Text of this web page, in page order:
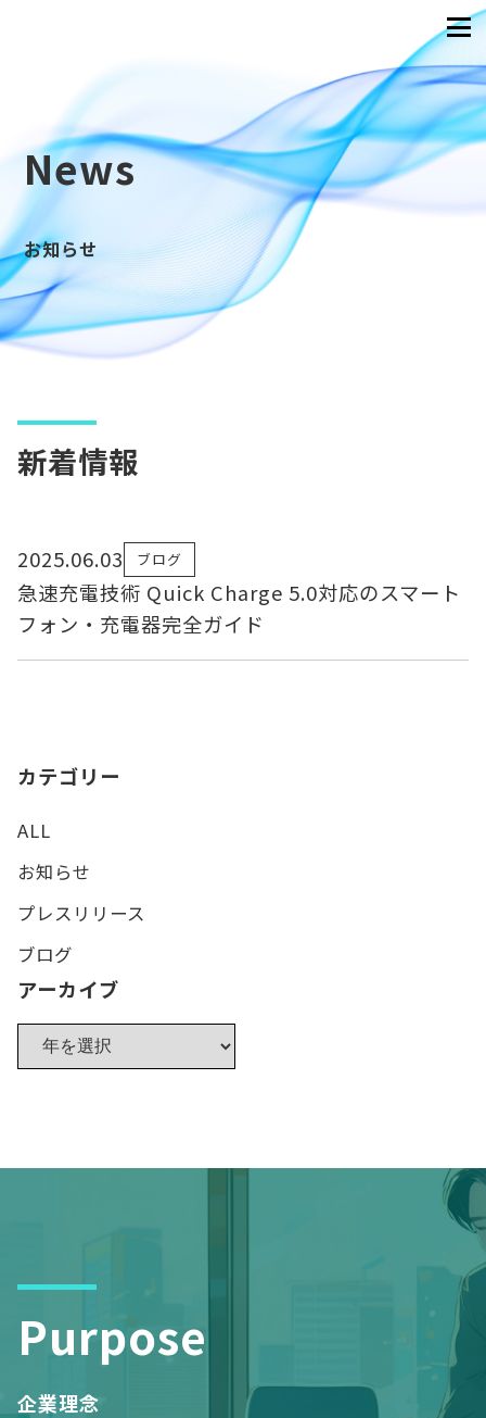
News
お知らせ
新着情報
2025.06.03 ブログ
急速充電技術 Quick Charge 5.0対応のスマート
フォン・充電器完全ガイド
カテゴリー
ALL
お知らせ
プレスリリース
ブログ
アーカイブ
Purpose
企業理念